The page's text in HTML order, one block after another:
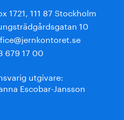
1721, 111 87 Stockholm
10
679 17 00
utgivare:
Escobar-Jansson